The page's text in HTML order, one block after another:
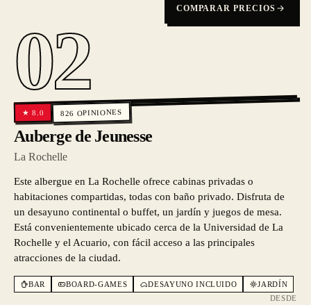
COMPARAR PRECIOS
02
★8.0 826 OPINIONES
Auberge de Jeunesse
La Rochelle
Este albergue en La Rochelle ofrece cabinas privadas o
habitaciones compartidas, todas con baño privado. Disfruta de
un desayuno continental o buffet, un jardín y juegos de mesa.
Está convenientemente ubicado cerca de la Universidad de La
Rochelle y el Acuario, con fácil acceso a las principales
atracciones de la ciudad.
BAR BOARD-GAMES DESAYUNO INCLUIDO
JARDÍN
DESDE